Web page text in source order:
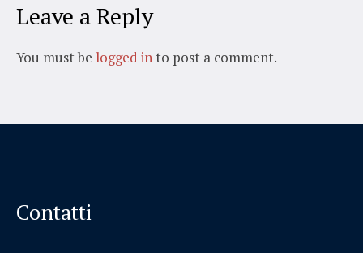
Leave a Reply
You must be logged into post a comment.
Contatti